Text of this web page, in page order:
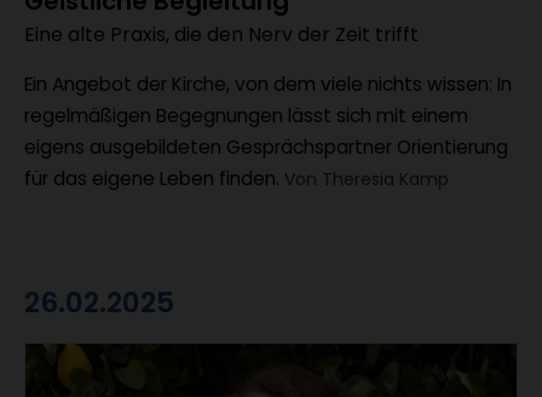
:
Eine alte Praxis, die den Nerv der Zeit trifft
Ein Angebot der Kirche, von dem viele nichts wissen: In
regelmäßigen Begegnungen lässt sich mit einem
eigens ausgebildeten Gesprächspartner Orientierung
für das eigene Leben finden. Von Theresia Kamp
26.02.2025